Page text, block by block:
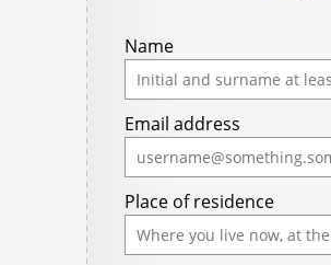
If
you
are
a
human,
ignore
this
field
Name
Email address
Place of residence